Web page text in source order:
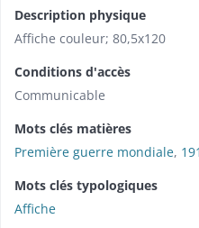
Description physique
Affiche couleur; 80,5x120
Conditions d'accès
Communicable
Mots clés matières
Première guerre mondiale,
Mots clés typologiques
Affiche